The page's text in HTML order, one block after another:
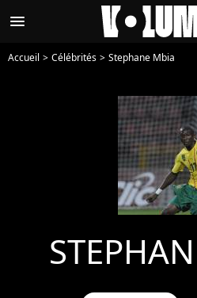
menu
Accueil Célébrités Stephane Mbia